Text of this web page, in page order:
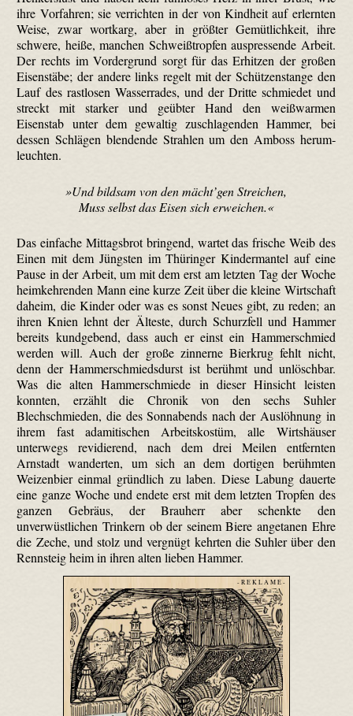
ihre Vorfahren; sie verrichten in der von Kindheit auf erlernten
Weise, zwar wortkarg, aber in größter Gemütlichkeit, ihre
schwere, heiße, manchen Schweißtropfen auspressende Arbeit.
Der rechts im Vordergrund sorgt für das Erhitzen der großen
Eisenstäbe; der andere links regelt mit der Schützenstange den
Lauf des rastlosen Wasserrades, und der Dritte schmiedet und
streckt mit starker und geübter Hand den weiß­warmen
Eisenstab unter dem gewaltig zuschlagenden Hammer, bei
dessen Schlägen blendende Strahlen um den Amboss herum­
leuchten.
»Und bildsam von den mächt’gen Streichen,
Muss selbst das Eisen sich erweichen.«
Das einfache Mittagsbrot bringend, wartet das frische Weib des
Einen mit dem Jüngsten im Thüringer Kindermantel auf eine
Pause in der Arbeit, um mit dem erst am letzten Tag der Woche
heimkehrenden Mann eine kurze Zeit über die kleine Wirtschaft
daheim, die Kinder oder was es sonst Neues gibt, zu reden; an
ihren Knien lehnt der Älteste, durch Schurz­fell und Hammer
bereits kundgebend, dass auch er einst ein Hammerschmied
werden will. Auch der große zinnerne Bierkrug fehlt nicht,
denn der Hammer­schmieds­durst ist berühmt und unlöschbar.
Was die alten Hammerschmiede in dieser Hinsicht leisten
konnten, erzählt die Chronik von den sechs Suhler
Blechschmieden, die des Sonnabends nach der Aus­löhnung in
ihrem fast adami­tischen Arbeitskostüm, alle Wirtshäuser
unterwegs revidierend, nach dem drei Meilen entfernten
Arnstadt wanderten, um sich an dem dortigen berühmten
Weizenbier einmal gründlich zu laben. Diese Labung dauerte
eine ganze Woche und endete erst mit dem letzten Tropfen des
ganzen Gebräus, der Brauherr aber schenkte den
unverwüstlichen Trinkern ob der seinem Biere angetanen Ehre
die Zeche, und stolz und vergnügt kehrten die Suhler über den
Rennsteig heim in ihren alten lieben Hammer.
- R E K L A M E -